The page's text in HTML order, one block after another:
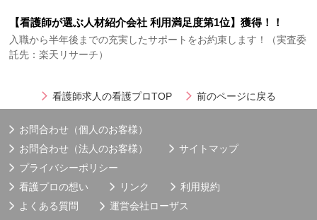
【看護師が選ぶ人材紹介会社 利用満足度第1位】獲得！！
入職から半年後までの充実したサポートをお約束します！（実査委
託先：楽天リサーチ）
看護師求人の看護プロTOP 前のページに戻る
お問合わせ（個人のお客様）
お問合わせ（法人のお客様）
サイトマップ
プライバシーポリシー
看護プロの想い
リンク
利用規約
よくある質問
運営会社ローザス